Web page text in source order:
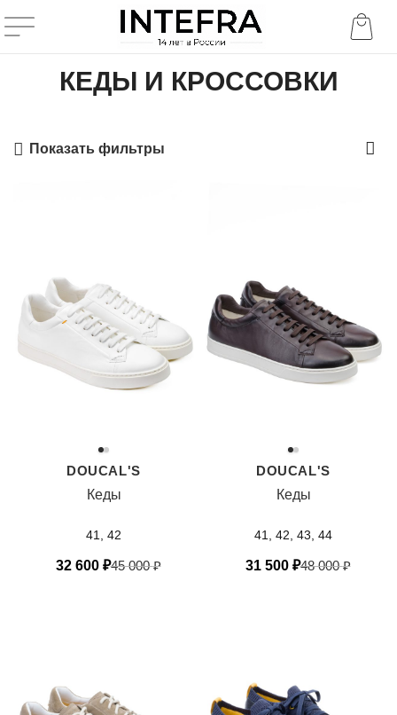
КЕДЫ И КРОССОВКИ
Показать фильтры
DOUCAL'S
Кеды
41, 42
32 600 ₽45 000₽
DOUCAL'S
Кеды
41, 42, 43, 44
31 500 ₽48 000₽